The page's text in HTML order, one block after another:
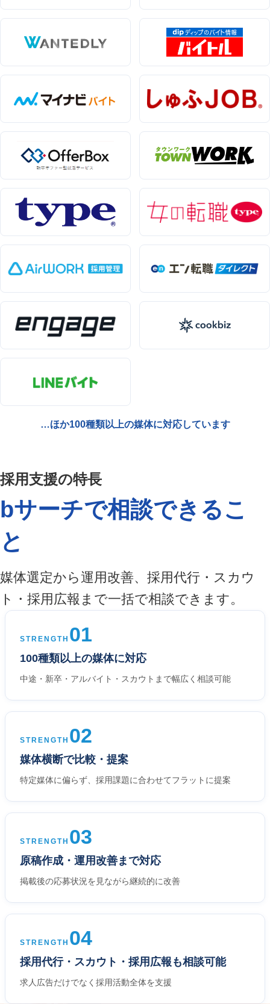
エン転職・engage
採用戦略・採用設計
採用課題・改善
採用目標・効果改善
求人票・求人原稿
面接・選考・応募者対応
新卒採用
採用広報・採用マーケティング
Indeed・Indeed PLUS
求人広告・求人媒体
採用支援・採用代行
…ほか100種類以上の媒体に対応しています
採用支援の特長
bサーチで相談できるこ
と
媒体選定から運用改善、採用代行・スカウ
ト・採用広報まで一括で相談できます。
STRENGTH 01
100種類以上の媒体に対応
中途・新卒・アルバイト・スカウトまで幅広く相談可能
STRENGTH 02
媒体横断で比較・提案
特定媒体に偏らず、採用課題に合わせてフラットに提案
STRENGTH 03
原稿作成・運用改善まで対応
掲載後の応募状況を見ながら継続的に改善
STRENGTH 04
採用代行・スカウト・採用広報も相談可能
求人広告だけでなく採用活動全体を支援